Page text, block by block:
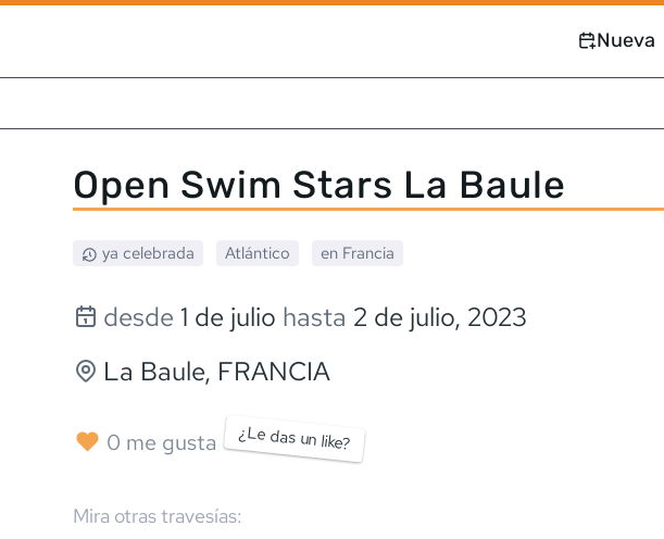
Nueva
Open Swim Stars La Baule
ya celebrada Atlántico en Francia
desde 1 de julio hasta 2 de julio, 2023
La Baule, FRANCIA
0 me gusta ¿Le das un like?
Mira otras travesías: